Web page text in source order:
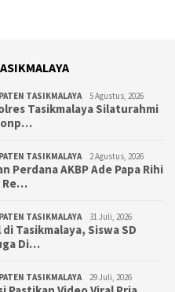
TASIKMALAYA 5 Agustus, 2026
Tasikmalaya Silaturahmi
TASIKMALAYA 2 Agustus, 2026
Perdana AKBP Ade Papa Rihi
Re…
TASIKMALAYA 31 Juli, 2026
di Tasikmalaya, Siswa SD
Di…
TASIKMALAYA 29 Juli, 2026